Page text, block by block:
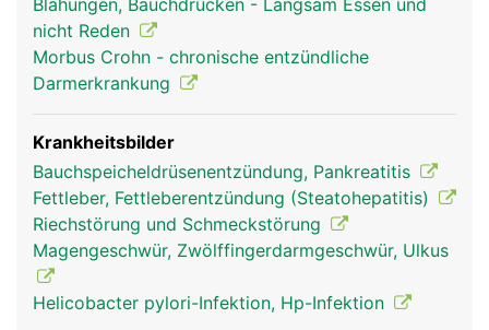
aufgespalten ("verdaut"). Dabei helfen die
Verdauungssäfte der Bauchspeicheldrüse und die
Galle aus der Leber. Wichtige Nährstoffe werden
vom Darm über die Schleimhaut ins Blut
aufgenommen und gelangen über die Pfortader in
die Leber, dem wichtigsten Stoffwechselorgan im
Körper, wo sie gespeichert und weiter verarbeitet
werden. Unverdauliche Nahrungsbestandteile
werden als Stuhl aus dem Körper ausgeschieden.
Der Darminhalt wird dabei durch kräftige,
wellenförmige Darmbewegungen (Peristaltik)
durch den Verdauungstrakt transportiert.
Blähungen, Bauchdrücken - Langsam Essen und
nicht Reden
Morbus Crohn - chronische entzündliche
Darmerkrankung
Krankheitsbilder
Bauchspeicheldrüsenentzündung, Pankreatitis
Fettleber, Fettleberentzündung (Steatohepatitis)
Riechstörung und Schmeckstörung
Magengeschwür, Zwölffingerdarmgeschwür, Ulkus
Helicobacter pylori-Infektion, Hp-Infektion